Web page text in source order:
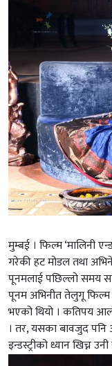
मुम्बई । फिल्म ‘मालिनी
गरेकी हट मोडल तथा
पूनमलाई पछिल्लो समय
पूनम अभिनीत तेलुगू फिल्म
भएको थियो । कतिपय
। तर, यसका बावजुद पनि
इन्डस्ट्रीको ध्यान खिच्न